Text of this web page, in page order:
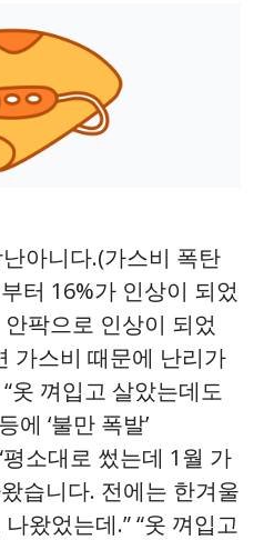
아니다.(가스비 폭탄
터 16%가 인상이 되었
팍으로 인상이 되었
가스비 때문에 난리가
옷 껴입고 살았는데도
에 ‘불만 폭발’
소대로 썼는데 1월 가
습니다. 전에는 한겨울
왔었는데.” “옷 껴입고